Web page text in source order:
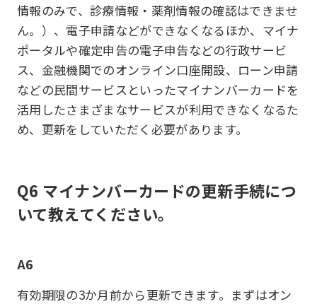
情報のみで、診療情報・薬剤情報の確認はできませ
ん。）、電子申請などができなくなるほか、マイナ
ポータルや確定申告の電子申告などの行政サービ
ス、金融機関でのオンライン口座開設、ローン申請
などの民間サービスといったマイナンバーカードを
活用したさまざまなサービスが利用できなくなるた
め、更新をしていただく必要があります。
Q6 マイナンバーカードの更新手続につ
いて教えてください。
A6
有効期限の3か月前から更新できます。まずはオン